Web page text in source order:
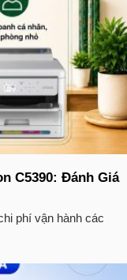
C5390: Đánh Giá
phí vận hành các